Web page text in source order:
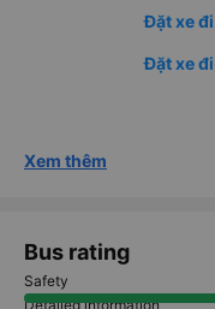
Đặt xe
Đặt xe
Xem thêm
Bus rating
Safety
Detailed information